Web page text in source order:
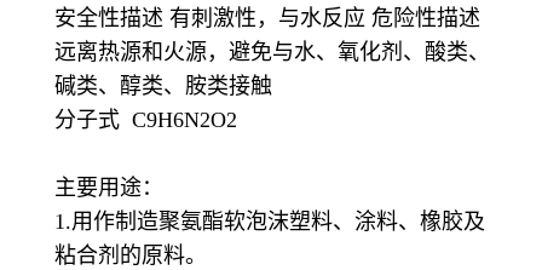
安全性描述 有刺激性，与水反应 危险性描述
远离热源和火源，避免与水、氧化剂、酸类、
碱类、醇类、胺类接触
分子式 C9H6N2O2
主要用途：
1.用作制造聚氨酯软泡沫塑料、涂料、橡胶及
粘合剂的原料。